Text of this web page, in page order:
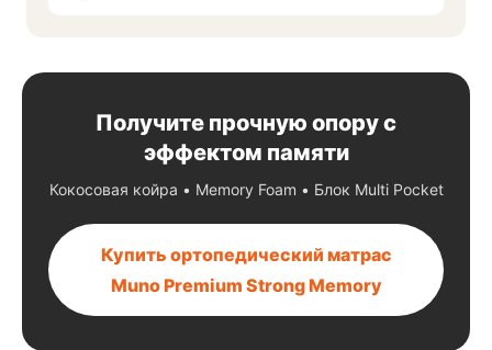
Получите прочную опору с
эффектом памяти
Кокосовая койра • Memory Foam • Блок Multi Pocket
Купить ортопедический матрас
Muno Premium Strong Memory